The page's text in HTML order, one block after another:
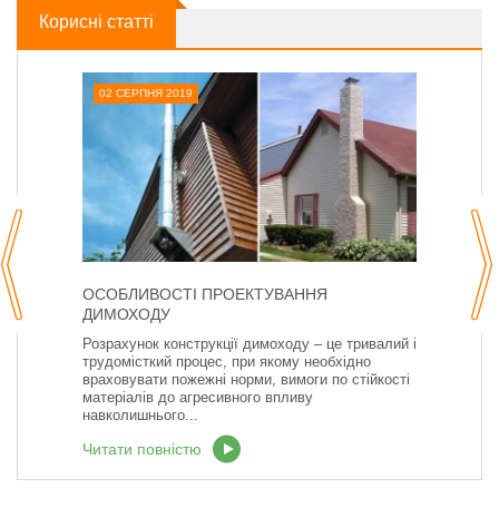
Корисні статті
02 СЕРПНЯ 2019
ОСОБЛИВОСТІ ПРОЕКТУВАННЯ
ДИМОХОДУ
Розрахунок конструкції димоходу – це тривалий і
трудомісткий процес, при якому необхідно
враховувати пожежні норми, вимоги по стійкості
матеріалів до агресивного впливу
навколишнього...
Читати повністю